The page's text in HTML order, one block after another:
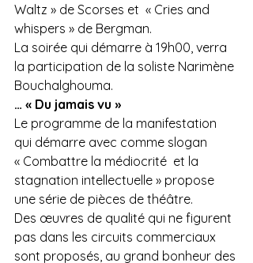
Waltz » de Scorses et  « Cries and
whispers » de Bergman.
La soirée qui démarre à 19h00, verra
la participation de la soliste Narimène
Bouchalghouma.
… « Du jamais vu »
Le programme de la manifestation
qui démarre avec comme slogan
« Combattre la médiocrité  et la
stagnation intellectuelle » propose
une série de pièces de théâtre.
Des œuvres de qualité qui ne figurent
pas dans les circuits commerciaux
sont proposés, au grand bonheur des